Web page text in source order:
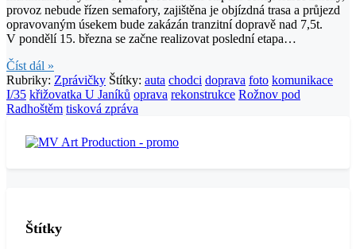
provoz nebude řízen semafory, zajištěna je objízdná trasa a průjezd
opravovaným úsekem bude zakázán tranzitní dopravě nad 7,5t.
V pondělí 15. března se začne realizovat poslední etapa…
Číst dál »
Rubriky: Zprávičky Štítky: auta chodci doprava foto komunikace
I/35 křižovatka U Janíků oprava rekonstrukce Rožnov pod
Radhoštěm tisková zpráva
Štítky